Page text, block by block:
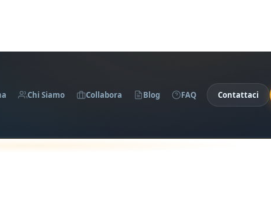
Chi Siamo Collabora Blog FAQ Contattaci